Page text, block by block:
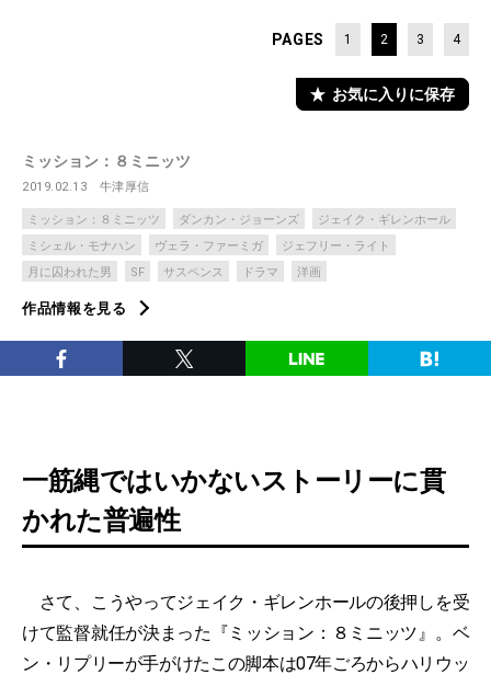
PAGES 1 2 3 4
お気に入りに保存
ミッション：８ミニッツ
2019.02.13 牛津厚信
ミッション：８ミニッツ ダンカン・ジョーンズ
ジェイク・ギレンホール
ミシェル・モナハン
ヴェラ・ファーミガ
ジェフリー・ライト
月に囚われた男
SF サスペンス ドラマ 洋画
作品情報を見る
一筋縄ではいかないストーリーに貫
かれた普遍性
さて、こうやってジェイク・ギレンホールの後押しを受
けて監督就任が決まった『ミッション：８ミニッツ』。ベ
ン・リプリーが手がけたこの脚本は07年ごろからハリウッ